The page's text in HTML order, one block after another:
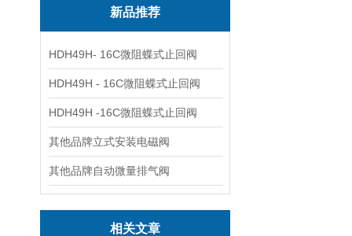
新品推荐
HDH49H- 16C微阻蝶式止回阀
HDH49H - 16C微阻蝶式止回阀
HDH49H -16C微阻蝶式止回阀
其他品牌立式安装电磁阀
其他品牌自动微量排气阀
相关文章